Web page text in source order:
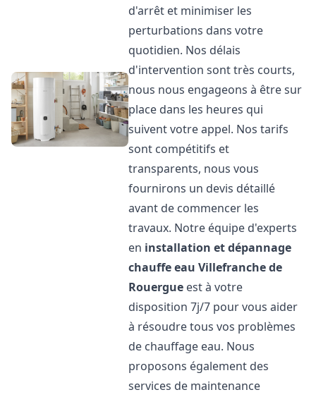
d'arrêt et minimiser les
perturbations dans votre
quotidien. Nos délais
d'intervention sont très courts,
nous nous engageons à être sur
place dans les heures qui
suivent votre appel. Nos tarifs
sont compétitifs et
transparents, nous vous
fournirons un devis détaillé
avant de commencer les
travaux. Notre équipe d'experts
en installation et dépannage
chauffe eau Villefranche de
Rouergue est à votre
disposition 7j/7 pour vous aider
à résoudre tous vos problèmes
de chauffage eau. Nous
proposons également des
services de maintenance